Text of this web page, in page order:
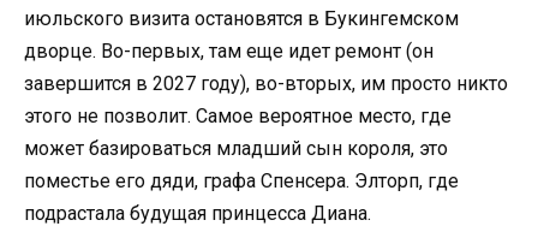
июльского визита остановятся в Букингемском
дворце. Во-первых, там еще идет ремонт (он
завершится в 2027 году), во-вторых, им просто никто
этого не позволит. Самое вероятное место, где
может базироваться младший сын короля, это
поместье его дяди, графа Спенсера. Элторп, где
подрастала будущая принцесса Диана.